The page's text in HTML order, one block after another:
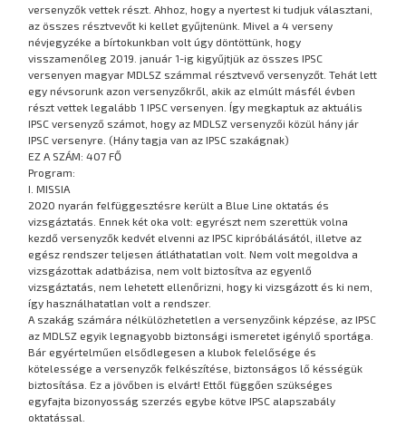
versenyzők vettek részt. Ahhoz, hogy a nyertest ki tudjuk választani,
az összes résztvevőt ki kellet gyűjtenünk. Mivel a 4 verseny
névjegyzéke a bírtokunkban volt úgy döntöttünk, hogy
visszamenőleg 2019. január 1-ig kigyűjtjük az összes IPSC
versenyen magyar MDLSZ számmal résztvevő versenyzőt. Tehát lett
egy névsorunk azon versenyzőkről, akik az elmúlt másfél évben
részt vettek legalább 1 IPSC versenyen. Így megkaptuk az aktuális
IPSC versenyző számot, hogy az MDLSZ versenyzői közül hány jár
IPSC versenyre. (Hány tagja van az IPSC szakágnak)
EZ A SZÁM: 407 FŐ
Program:
I. MISSIA
2020 nyarán felfüggesztésre került a Blue Line oktatás és
vizsgáztatás. Ennek két oka volt: egyrészt nem szerettük volna
kezdő versenyzők kedvét elvenni az IPSC kipróbálásától, illetve az
egész rendszer teljesen átláthatatlan volt. Nem volt megoldva a
vizsgázottak adatbázisa, nem volt biztosítva az egyenlő
vizsgáztatás, nem lehetett ellenőrizni, hogy ki vizsgázott és ki nem,
így használhatatlan volt a rendszer.
A szakág számára nélkülözhetetlen a versenyzőink képzése, az IPSC
az MDLSZ egyik legnagyobb biztonsági ismeretet igénylő sportága.
Bár egyértelműen elsődlegesen a klubok felelősége és
kötelessége a versenyzők felkészítése, biztonságos lő késségük
biztosítása. Ez a jövőben is elvárt! Ettől függően szükséges
egyfajta bizonyosság szerzés egybe kötve IPSC alapszabály
oktatással.